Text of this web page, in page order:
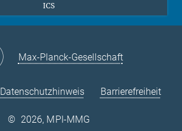
ICS
Max-Planck-Gesellschaft
Datenschutzhinweis Barrierefreiheit
© 2026, MPI-MMG